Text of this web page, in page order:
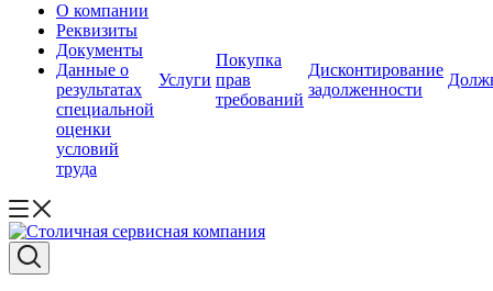
О компании
Реквизиты
Документы
Данные о
результатах
специальной
оценки
условий
труда
Услуги
Покупка
прав
требований
Дисконтирование
задолженности